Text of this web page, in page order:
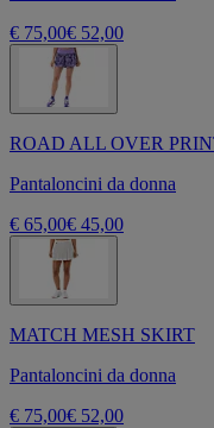
€ 75,00€ 52,00
ROAD ALL OVER
Pantaloncini da donna
€ 65,00€ 45,00
MATCH MESH SKIRT
Pantaloncini da donna
€ 75,00€ 52,00